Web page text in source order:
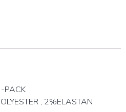
PACK
, 2%ELASTAN